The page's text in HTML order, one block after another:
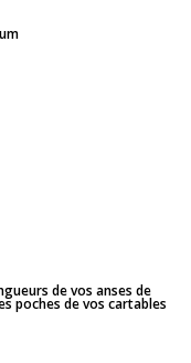
de vos anses de
poches de vos cartables